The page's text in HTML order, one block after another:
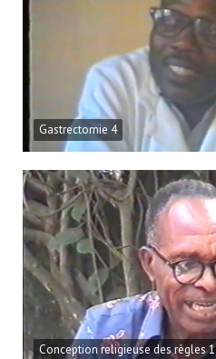
Gastrectomie 4
Conception religieuse des règles 1